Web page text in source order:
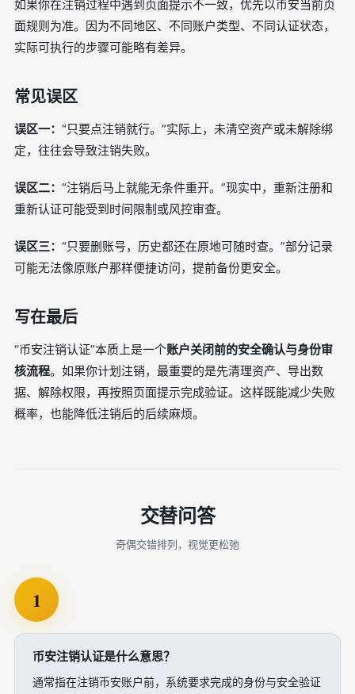
如果你在注销过程中遇到页面提示不一致，优先以币安当前页
面规则为准。因为不同地区、不同账户类型、不同认证状态，
实际可执行的步骤可能略有差异。
常见误区
误区一： “只要点注销就行。”实际上，未清空资产或未解除绑
定，往往会导致注销失败。
误区二： “注销后马上就能无条件重开。”现实中，重新注册和
重新认证可能受到时间限制或风控审查。
误区三： “只要删账号，历史都还在原地可随时查。”部分记录
可能无法像原账户那样便捷访问，提前备份更安全。
写在最后
“币安注销认证”本质上是一个账户关闭前的安全确认与身份审
核流程。如果你计划注销，最重要的是先清理资产、导出数
据、解除权限，再按照页面提示完成验证。这样既能减少失败
概率，也能降低注销后的后续麻烦。
交替问答
奇偶交错排列，视觉更松弛
1
币安注销认证是什么意思？
通常指在注销币安账户前，系统要求完成的身份与安全验证